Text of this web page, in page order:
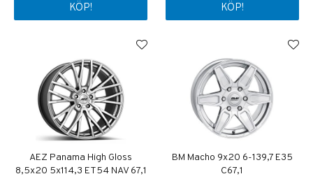
KÖP! KÖP!
AEZ Panama High Gloss
8,5x20 5x114,3 ET54 NAV 67,1
BM Macho 9x20 6-139,7 E35
C67,1